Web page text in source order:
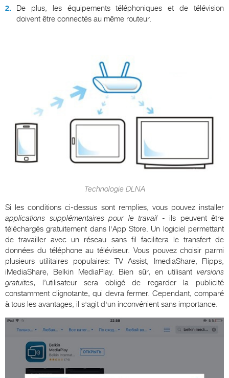
De plus, les équipements téléphoniques et de télévision
doivent être connectés au même routeur.
Technologie DLNA
Si les conditions ci-dessus sont remplies, vous pouvez installer
applications supplémentaires pour le travail - ils peuvent être
téléchargés gratuitement dans l'App Store. Un logiciel permettant
de travailler avec un réseau sans fil facilitera le transfert de
données du téléphone au téléviseur. Vous pouvez choisir parmi
plusieurs utilitaires populaires: TV Assist, ImediaShare, Flipps,
iMediaShare, Belkin MediaPlay. Bien sûr, en utilisant versions
gratuites, l’utilisateur sera obligé de regarder la publicité
constamment clignotante, qui devra fermer. Cependant, comparé
à tous les avantages, il s'agit d'un inconvénient sans importance.